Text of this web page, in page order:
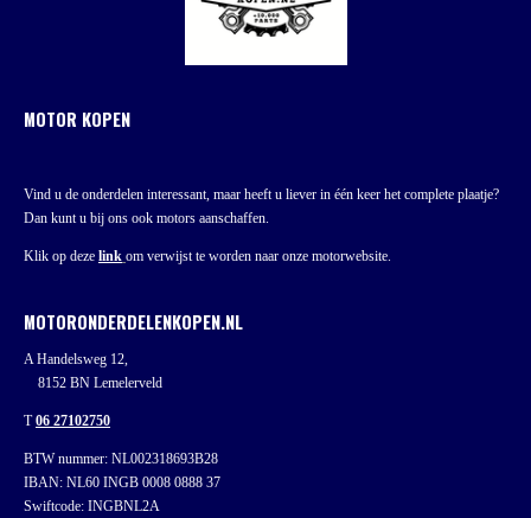
MOTOR KOPEN
Vind u de onderdelen interessant, maar heeft u liever in één keer het complete plaatje?
Dan kunt u bij ons ook motors aanschaffen.
Klik op deze link om verwijst te worden naar onze motorwebsite.
MOTORONDERDELENKOPEN.NL
A Handelsweg 12,
8152 BN Lemelerveld
T06 27102750
BTW nummer: NL002318693B28
IBAN: NL60 INGB 0008 0888 37
Swiftcode: INGBNL2A